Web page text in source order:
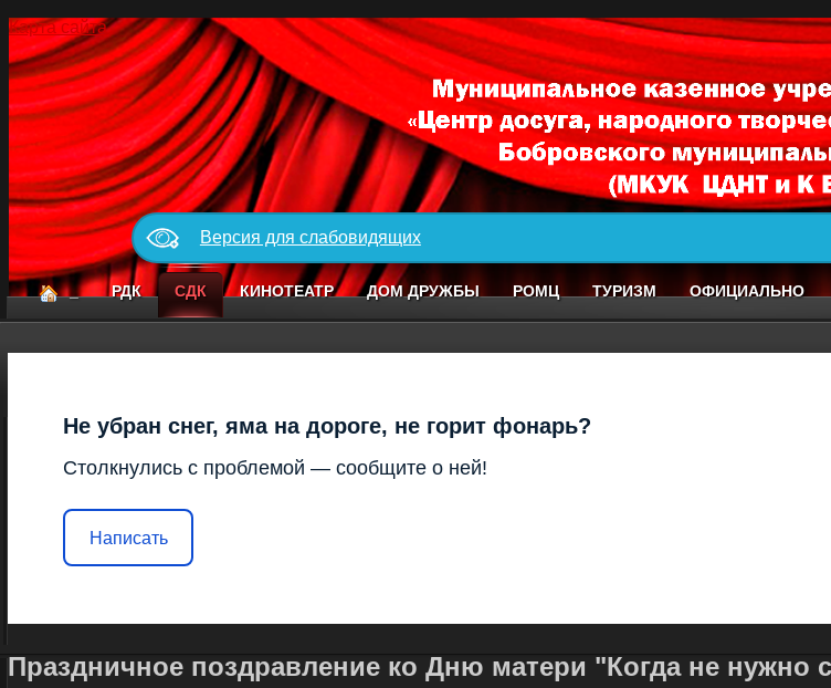
Карта сайта
Версия для слабовидящих
_ РДК СДК КИНОТЕАТР ДОМ ДРУЖБЫ РОМЦ ТУРИЗМ ОФИЦИАЛЬНО
Не убран снег, яма на дороге, не горит фонарь?
Столкнулись с проблемой — сообщите о ней!
Написать
Праздничное поздравление ко Дню матери "Когда не нужно